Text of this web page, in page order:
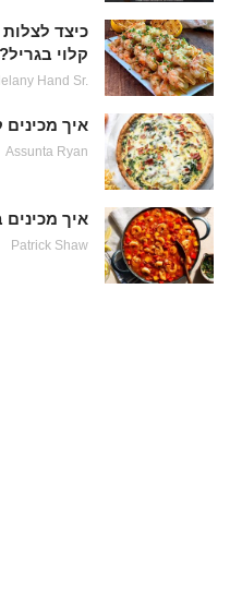
כיצד
קלוי בגריל?
Hand Sr.
איך מכינים
Assunta Ryan
איך
Patrick Shaw